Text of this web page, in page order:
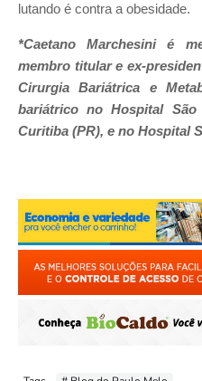
lutando é contra a obesidade.
*Caetano Marchesini é
membro titular e ex-
Cirurgia Bariátrica e
bariátrico no Hospital São
Curitiba (PR), e no Hospital